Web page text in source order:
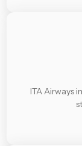
ITA Airways